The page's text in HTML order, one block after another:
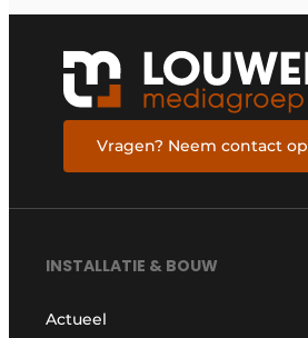
Vragen? Neem contact op
INSTALLATIE & BOUW
Actueel